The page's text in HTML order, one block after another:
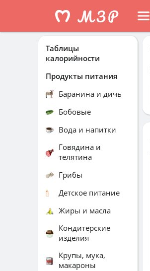
Таблицы
калорийности
Продукты питания
Баранина и дичь
Бобовые
Вода и напитки
Говядина и
телятина
Грибы
Детское питание
Жиры и масла
Кондитерские
изделия
Крупы, мука,
макароны